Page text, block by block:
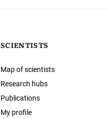
SCIENTISTS
Map of scientists
Research hubs
Publications
My profile